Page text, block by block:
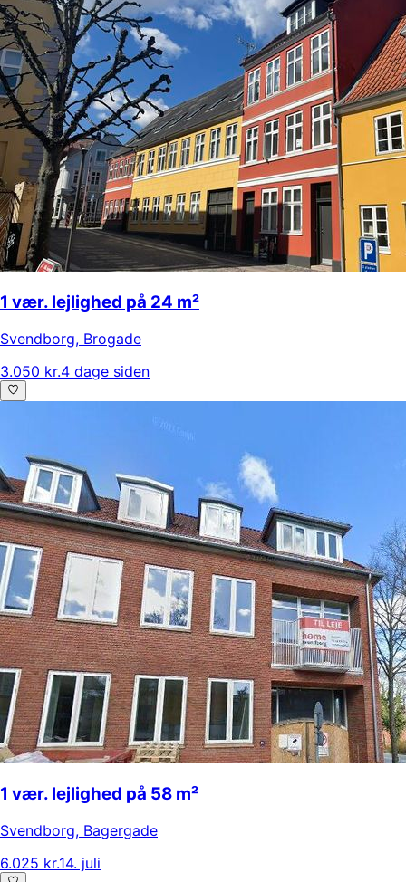
1 vær. lejlighed på 24 m²
Svendborg, Brogade
3.050 kr.4 dage siden
1 vær. lejlighed på 58 m²
Svendborg, Bagergade
6.025 kr.14. juli